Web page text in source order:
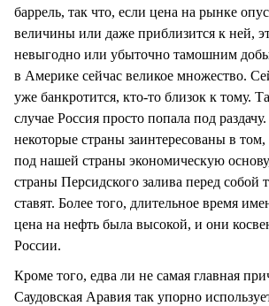
баррель, так что, если цена на рынке
величины или даже приблизится к ней,
невыгодно или убыточно тамошним
в Америке сейчас великое множество.
уже банкротится, кто-то близок к тому.
случае Россия просто попала под
некоторые страны заинтересованы в
под нашей страны экономическую
страны Персидского залива перед собой
ставят. Более того, длительное время
цена на нефть была высокой, и они
России.
Кроме того, едва ли не самая главная
Саудовская Аравия так упорно